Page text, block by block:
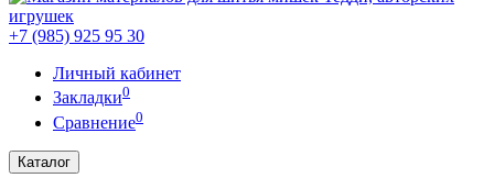
+7 (985) 925 95 30
Личный кабинет
Закладки0
Сравнение0
Каталог